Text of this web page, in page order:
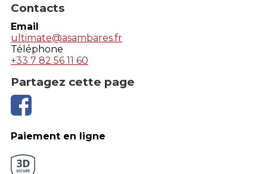
Contacts
Email
ultimate@asambares.fr
Téléphone
+33 7 82 56 11 60
Partagez cette page
Paiement en ligne